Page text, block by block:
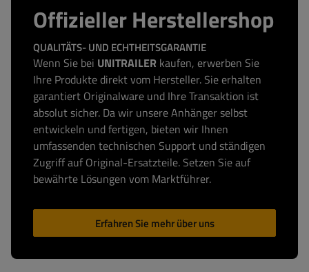
Offizieller Herstellershop
QUALITÄTS- UND ECHTHEITSGARANTIE
Wenn Sie bei UNITRAILER kaufen, erwerben Sie
Ihre Produkte direkt vom Hersteller. Sie erhalten
garantiert Originalware und Ihre Transaktion ist
absolut sicher. Da wir unsere Anhänger selbst
entwickeln und fertigen, bieten wir Ihnen
umfassenden technischen Support und ständigen
Zugriff auf Original-Ersatzteile. Setzen Sie auf
bewährte Lösungen vom Marktführer.
Erfahren Sie mehr über uns